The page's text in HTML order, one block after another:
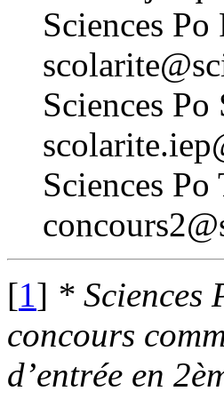
Sciences
Sciences
Sciences
[1] * Sciences
concours
d’entrée en